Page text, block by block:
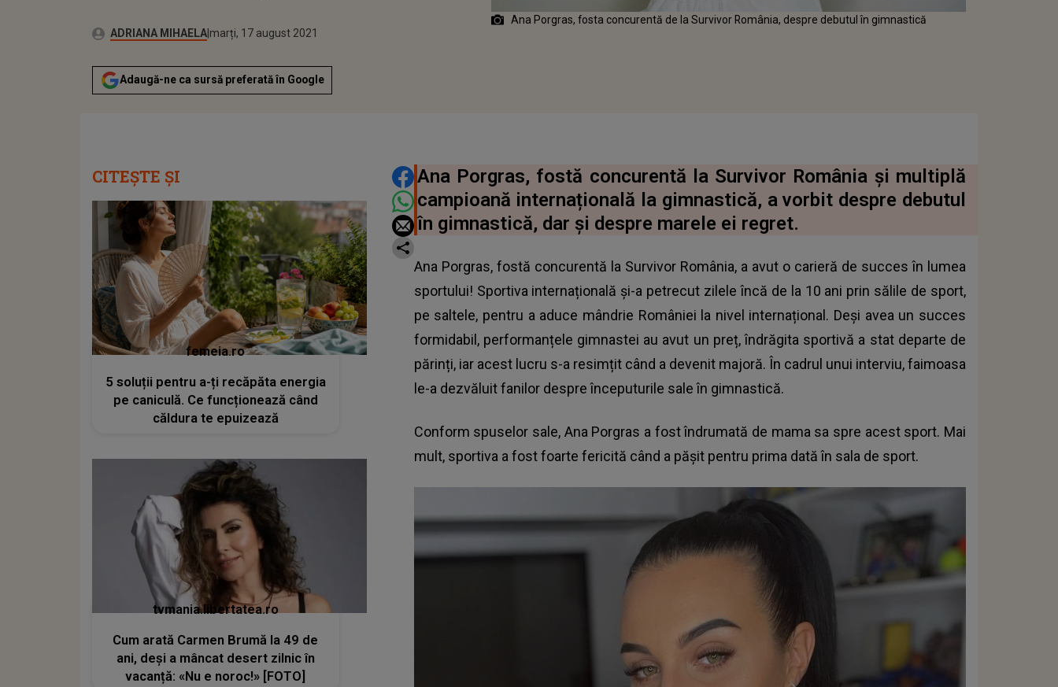
Autor:ADRIANA MIHAELAPublicat:
marți, 17 august 2021
Actualizat:
marți, 17 august 2021
Adaugă-ne ca sursă preferată în Google
Ana Porgras, fosta concurentă de la Survivor România, despre debutul în gimnastică
DISTRIBUIE ARTICOLUL
Ana Porgras, fostă concurentă la Survivor România și multiplă
campioană internațională la gimnastică, a vorbit despre debutul
în gimnastică, dar și despre marele ei regret.
Ana Porgras, fostă concurentă la Survivor România, a avut o carieră de succes în lumea
sportului! Sportiva internațională și-a petrecut zilele încă de la 10 ani prin sălile de sport,
pe saltele, pentru a aduce mândrie României la nivel internațional. Deși avea un succes
formidabil, performanțele gimnastei au avut un preț, îndrăgita sportivă a stat departe de
părinți, iar acest lucru s-a resimțit când a devenit majoră. În cadrul unui interviu, faimoasa
le-a dezvăluit fanilor despre începuturile sale în gimnastică.
Conform spuselor sale, Ana Porgras a fost îndrumată de mama sa spre acest sport. Mai
mult, sportiva a fost foarte fericită când a pășit pentru prima dată în sala de sport.
CITEȘTE ȘI
femeia.ro
5 soluții pentru a-ți recăpăta energia
pe caniculă. Ce funcționează când
căldura te epuizează
tvmania.libertatea.ro
Cum arată Carmen Brumă la 49 de
ani, deși a mâncat desert zilnic în
vacanță: «Nu e noroc!» [FOTO]